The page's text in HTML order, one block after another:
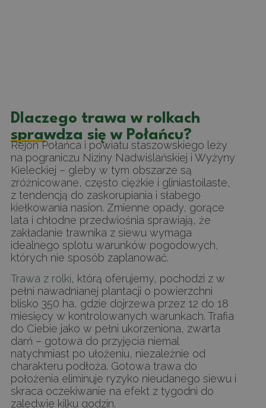
Dlaczego trawa w rolkach
sprawdza się w Połańcu?
Rejon Połańca i powiatu staszowskiego leży
na pograniczu Niziny Nadwiślańskiej i Wyżyny
Kieleckiej – gleby w tym obszarze są
zróżnicowane, często ciężkie i gliniastoilaste,
z tendencją do zaskorupiania i słabego
kiełkowania nasion. Zmienne opady, gorące
lata i chłodne przedwiośnia sprawiają, że
zakładanie trawnika z siewu wymaga
idealnego splotu warunków pogodowych,
których nie sposób zaplanować.
Trawa z rolki, którą oferujemy, pochodzi z w
pełni nawadnianej plantacji o powierzchni
blisko 350 ha, gdzie dojrzewa przez 12 do 18
miesięcy w kontrolowanych warunkach. Trafia
do Ciebie jako w pełni ukorzeniona, zwarta
darń – gotowa do przyjęcia niemal
natychmiast po ułożeniu, niezależnie od
charakteru podłoża. Gotowa trawa do
położenia eliminuje ryzyko nieudanego siewu i
skraca oczekiwanie na efekt z tygodni do
zaledwie kilku godzin.